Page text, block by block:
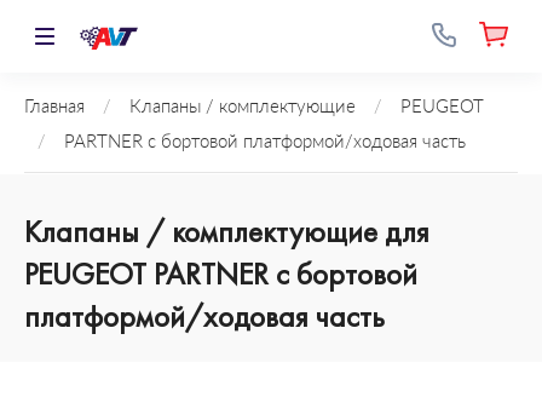
Главная / Клапаны / комплектующие /
PEUGEOT
/
PARTNER c бортовой платформой/ходовая часть
Клапаны / комплектующие для
PEUGEOT PARTNER c бортовой
платформой/ходовая часть